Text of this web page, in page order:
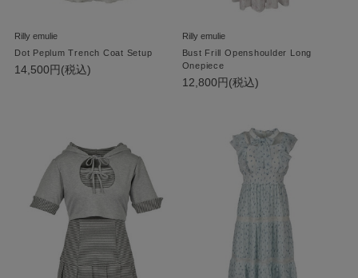
Rilly emulie
Dot Peplum Trench Coat Setup
14,500円(税込)
Rilly emulie
Bust Frill Openshoulder Long
Onepiece
12,800円(税込)